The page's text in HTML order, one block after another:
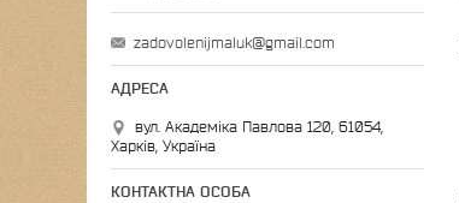
zadovolenijmaluk@gmail.com
вул. Академіка Павлова 120, 61054,
Харків, Україна